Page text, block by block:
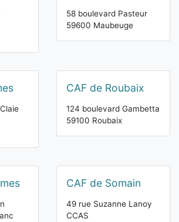
58 boulevard Pasteur
59600 Maubeuge
CAF de Roubaix
124 boulevard Gambetta
59100 Roubaix
CAF de Somain
49 rue Suzanne Lanoy
CCAS